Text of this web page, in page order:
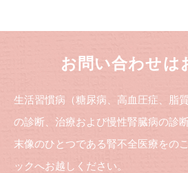
お問い合わせは
生活習慣病（糖尿病、高血圧症、脂
の診断、治療および慢性腎臓病の診
末像のひとつである腎不全医療をの
ックへお越しください。